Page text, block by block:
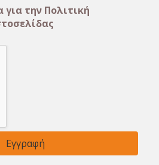
την Πολιτική